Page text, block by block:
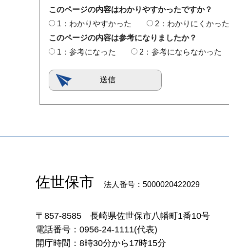
このページの内容はわかりやすかったですか？
1：わかりやすかった
2：わかりにくかった
このページの内容は参考になりましたか？
1：参考になった
2：参考にならなかった
佐世保市 法人番号：5000020422029
〒857-8585 長崎県佐世保市八幡町1番10号
電話番号：0956-24-1111(代表)
開庁時間：8時30分から17時15分